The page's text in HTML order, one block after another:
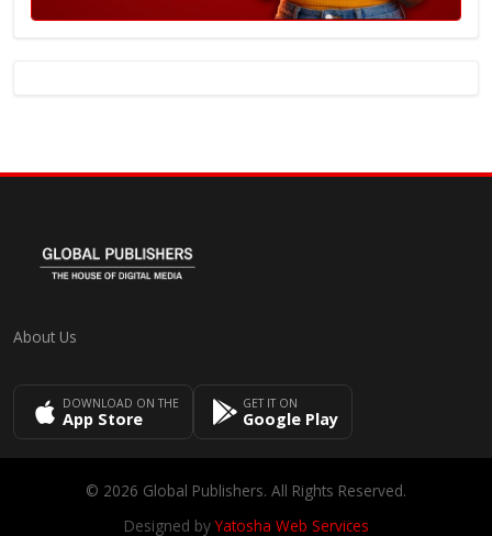
About Us
DOWNLOAD ON THE
App Store
GET IT ON
Google Play
© 2026 Global Publishers. All Rights Reserved.
Designed byYatosha Web Services